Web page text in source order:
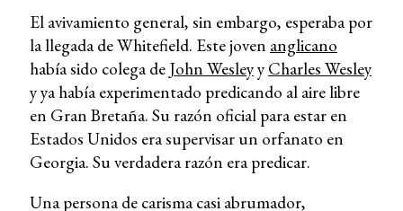
El avivamiento general, sin embargo, esperaba por
la llegada de Whitefield. Este joven anglicano
había sido colega de John Wesleyy Charles Wesley
y ya había experimentado predicando al aire libre
en Gran Bretaña. Su razón oficial para estar en
Estados Unidos era supervisar un orfanato en
Georgia. Su verdadera razón era predicar.
Una persona de carisma casi abrumador,